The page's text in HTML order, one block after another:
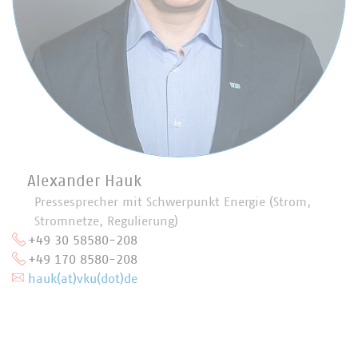
Alexander Hauk
Pressesprecher mit Schwerpunkt Energie (Strom,
Stromnetze, Regulierung)
+49 30 58580-208
+49 170 8580-208
hauk(at)vku(dot)de